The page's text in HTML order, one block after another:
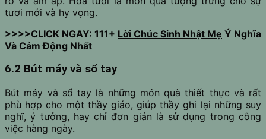
tươi mới và hy vọng.
>>>>CLICK NGAY: 111+ Lời Chúc Sinh Nhật Mẹ Ý Nghĩa
Và Cảm Động Nhất
6.2 Bút máy và sổ tay
Bút máy và sổ tay là những món quà thiết thực và rất
phù hợp cho một thầy giáo, giúp thầy ghi lại những suy
nghĩ, ý tưởng, hay chỉ đơn giản là sử dụng trong công
việc hàng ngày.